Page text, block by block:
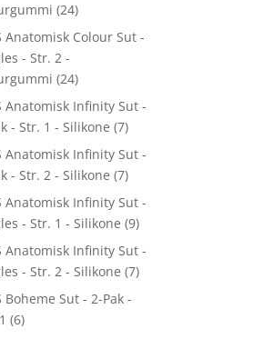
(24)
Anatomisk Colour Sut -
- Str. 2 -
(24)
Anatomisk Infinity Sut -
- Str. 1 - Silikone (7)
Anatomisk Infinity Sut -
- Str. 2 - Silikone (7)
Anatomisk Infinity Sut -
- Str. 1 - Silikone (9)
Anatomisk Infinity Sut -
- Str. 2 - Silikone (7)
Boheme Sut - 2-Pak -
(6)